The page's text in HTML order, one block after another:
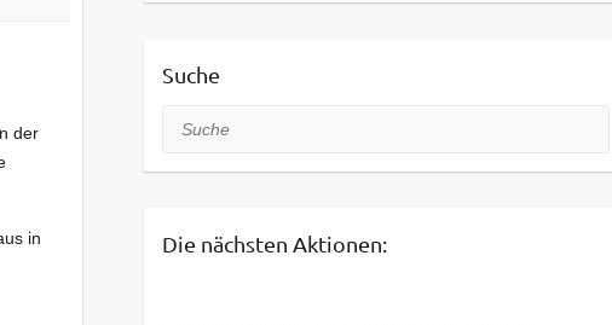
der
in
Suche
Suche
Die nächsten Aktionen: